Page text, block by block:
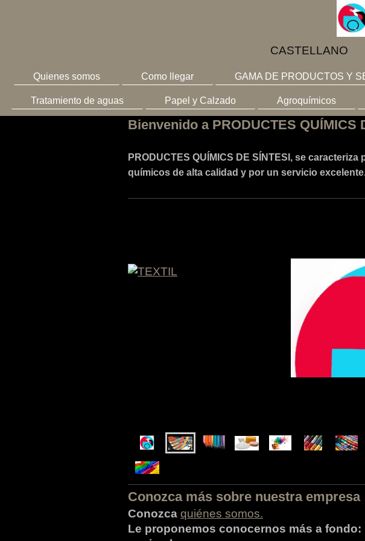
CASTELLANO
Quienes somos Como llegar GAMA DE PRODUCTOS Y
Tratamiento de aguas Papel y Calzado Agroquímicos
Bienvenido a PRODUCTES QUÍMICS
PRODUCTES QUÍMICS DE SÍNTESI, se
químicos de alta calidad y por un servicio
Conozca más sobre nuestra empresa
Conozca quiénes somos .
Le proponemos conocernos más a